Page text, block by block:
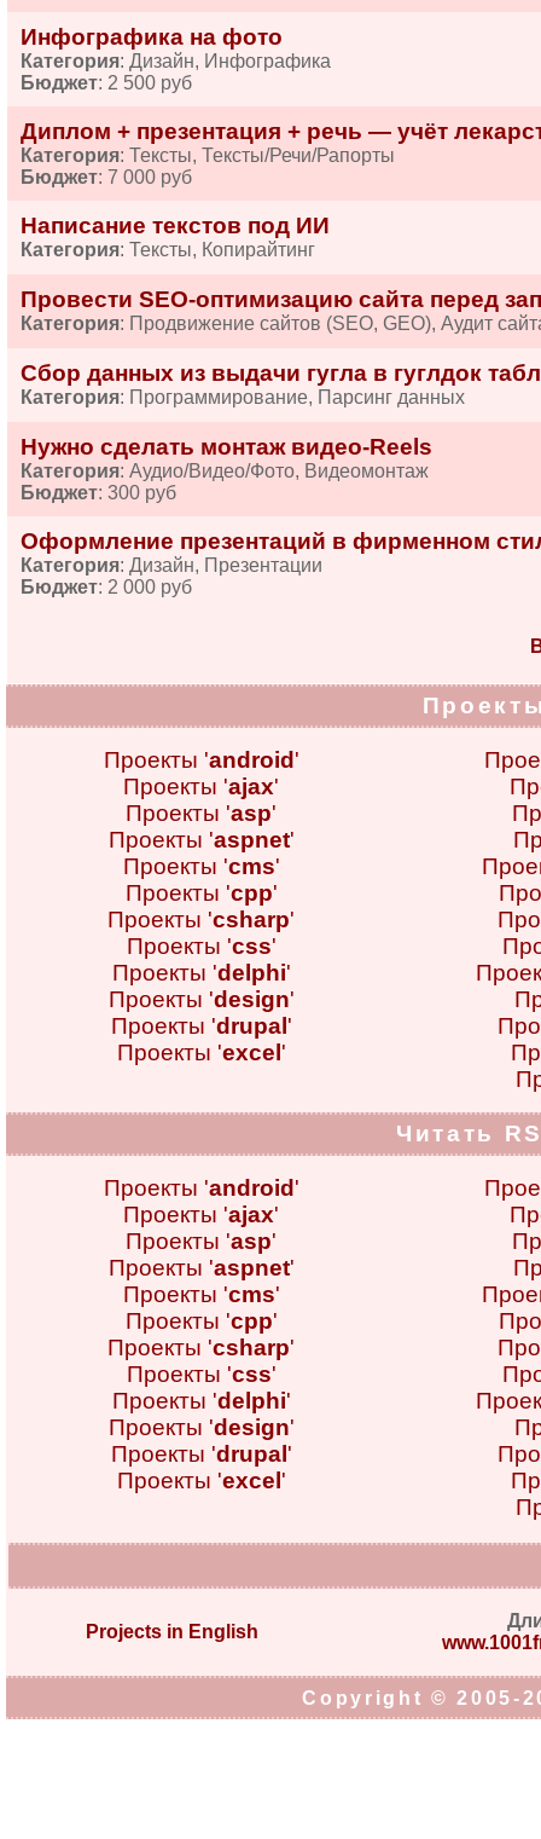
Инфографика на фото
Категория: Дизайн, Инфографика
Бюджет: 2 500 руб
Диплом + презентация + речь — учёт
Категория: Тексты, Тексты/Речи/Рапорты
Бюджет: 7 000 руб
Написание текстов под ИИ
Категория: Тексты, Копирайтинг
Провести SEO-оптимизацию сайта перед
Категория: Продвижение сайтов (SEO, GEO), Аудит
Сбор данных из выдачи гугла в гуглдок
Категория: Программирование, Парсинг данных
Нужно сделать монтаж видео-Reels
Категория: Аудио/Видео/Фото, Видеомонтаж
Бюджет: 300 руб
Оформление презентаций в фирменном
Категория: Дизайн, Презентации
Бюджет: 2 000 руб
Проекты 'android '
Проекты 'ajax'
Проекты 'asp'
Проекты 'aspnet'
Проекты 'cms'
Проекты 'cpp'
Проекты 'csharp'
Проекты 'css'
Проекты 'delphi'
Проекты 'design'
Проекты 'drupal '
Проекты 'excel '
Читать
Проекты 'android '
Проекты 'ajax'
Проекты 'asp'
Проекты 'aspnet'
Проекты 'cms'
Проекты 'cpp'
Проекты 'csharp'
Проекты 'css'
Проекты 'delphi'
Проекты 'design'
Проекты 'drupal '
Проекты 'excel '
Projects in English
Copyright © 2005-